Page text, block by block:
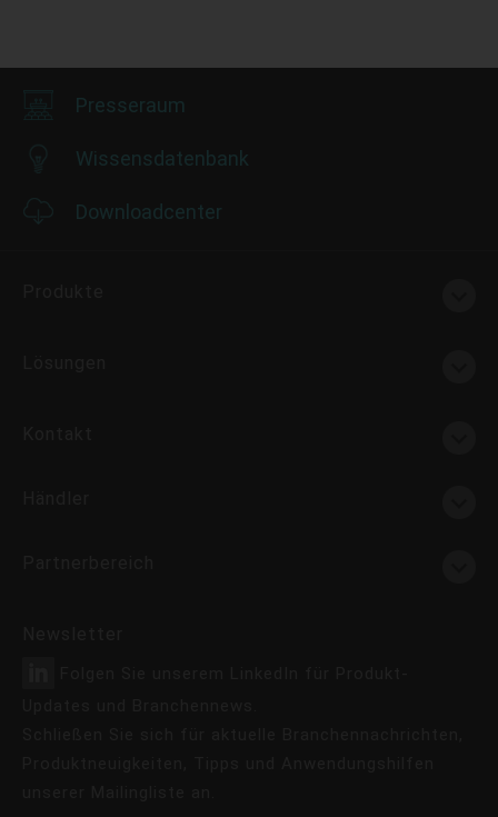
Presseraum
Wissensdatenbank
Downloadcenter